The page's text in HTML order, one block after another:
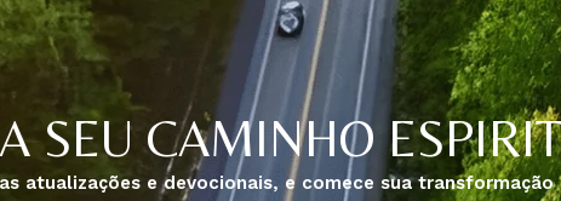
SEU CAMINHO
atualizações e devocionais, e comece sua